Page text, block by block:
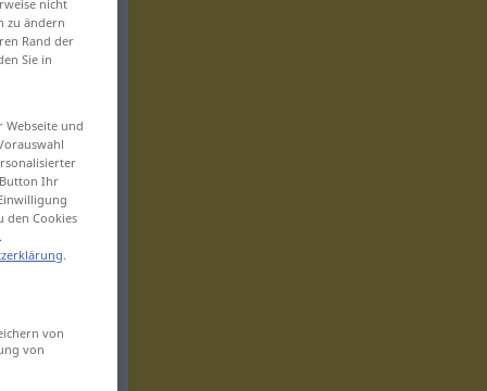
nicht
zu ändern
Rand der
Sie in
und
Ihr
den Cookies
.
von
von